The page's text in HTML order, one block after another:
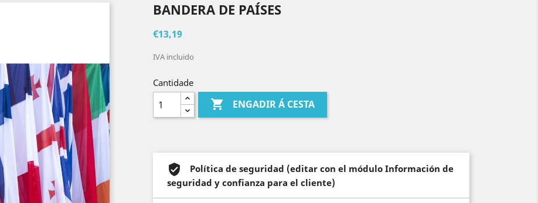
BANDERA DE PAÍSES
€13,19
IVA incluido
Cantidade
 ENGADIR Á CESTA
Política de seguridad (editar con el módulo Información de
seguridad y confianza para el cliente)